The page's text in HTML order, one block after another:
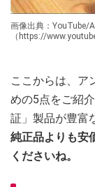
画像出典：YouTube/
（https://
ここからは、ア
めの5点をご紹
証」製品が豊富
純正品よりも安
くださいね。